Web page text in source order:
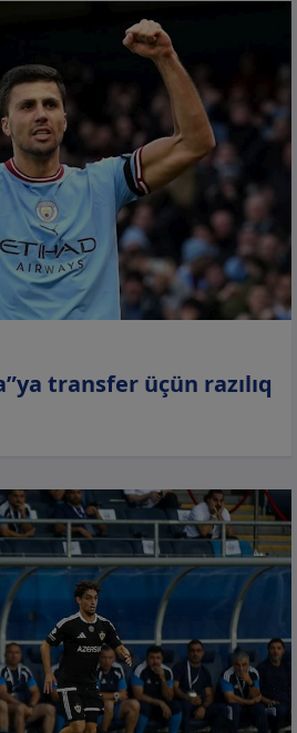
transfer üçün razılıq